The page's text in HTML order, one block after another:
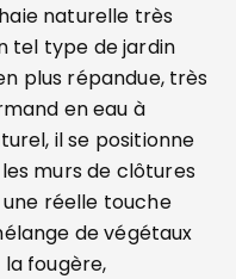
haie naturelle très
tel type de jardin
plus répandue, très
en eau à
il se positionne
murs de clôtures
réelle touche
de végétaux
fougère,